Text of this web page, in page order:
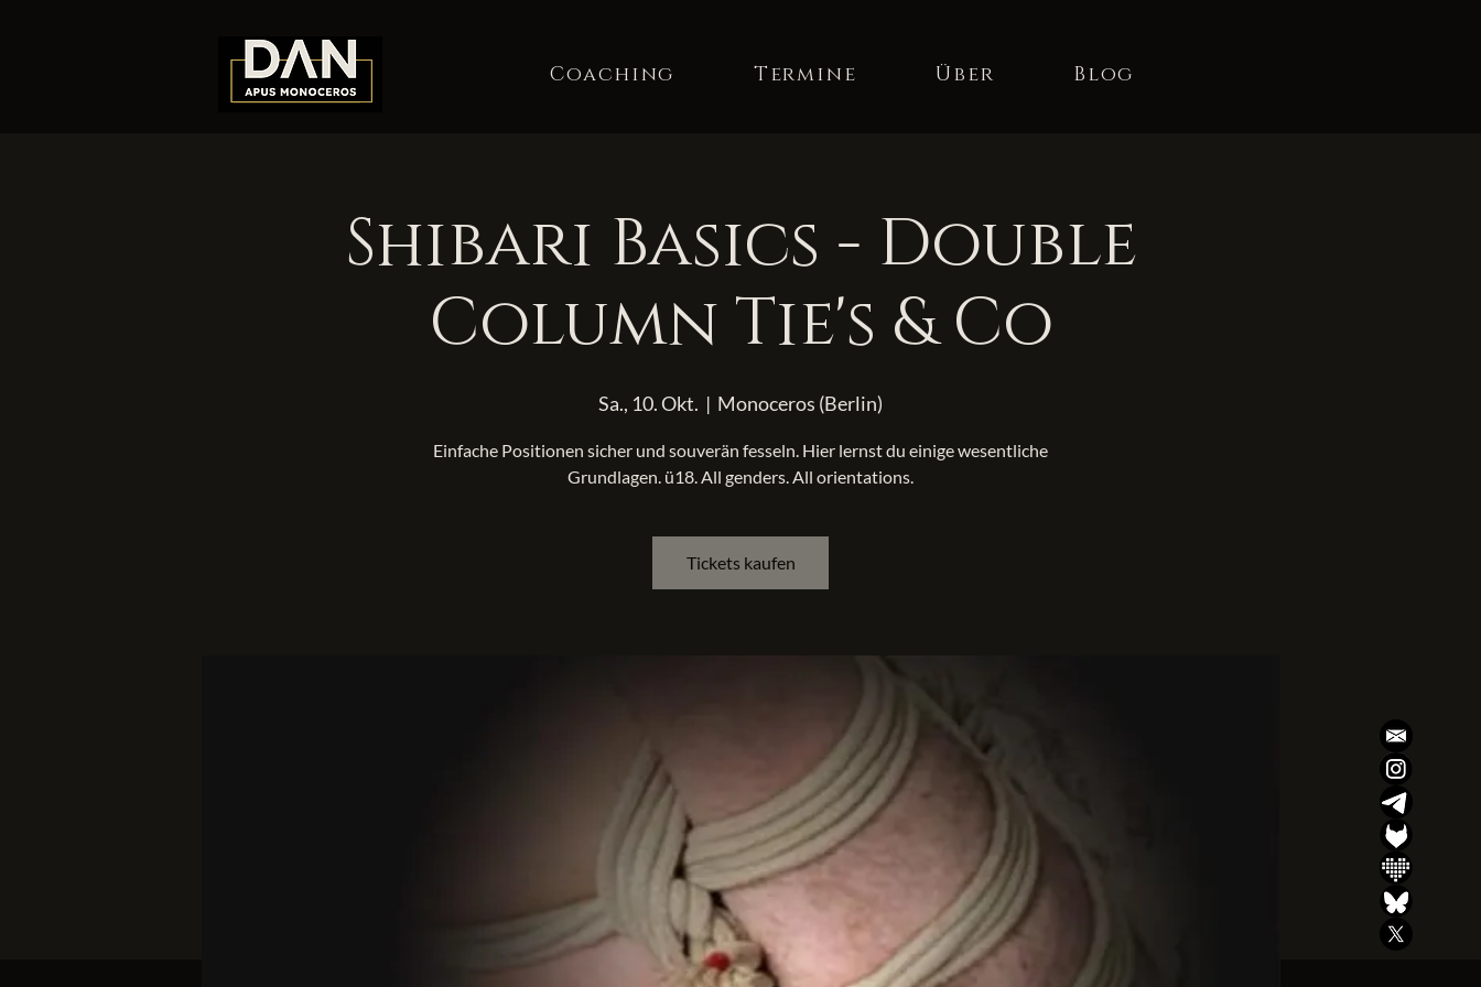
Coaching Termine Über Blog
Shibari Basics - Double
Column Tie's & Co
Sa., 10. Okt.
  |
Monoceros (Berlin)
Einfache Positionen sicher und souverän fesseln. Hier lernst du einige wesentliche
Grundlagen. ü18. All genders. All orientations.
Tickets kaufen